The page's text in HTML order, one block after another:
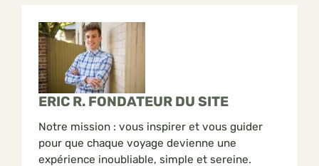
ERIC R. FONDATEUR DU SITE
Notre mission : vous inspirer et vous guider
pour que chaque voyage devienne une
expérience inoubliable, simple et sereine.